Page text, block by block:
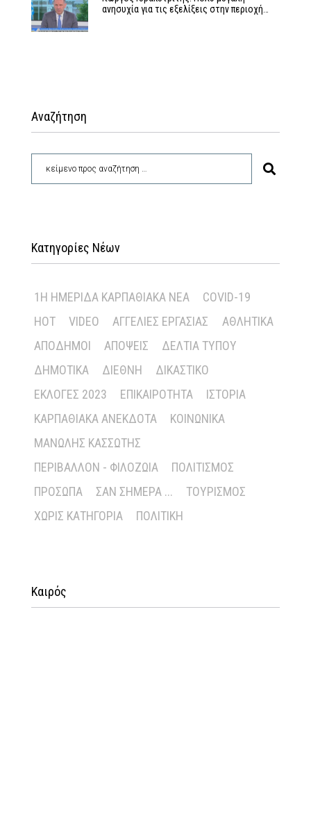
ανησυχία για τις εξελίξεις στην περιοχή…
Αναζήτηση
Κατηγορίες Νέων
1Η ΗΜΕΡΊΔΑ ΚΑΡΠΑΘΙΑΚΆ ΝΈΑ
COVID-19
HOT
VIDEO ΑΓΓΕΛΊΕΣ ΕΡΓΑΣΊΑΣ
ΑΘΛΗΤΙΚΆ
ΑΠΌΔΗΜΟΙ
ΑΠΌΨΕΙΣ
ΔΕΛΤΊΑ ΤΎΠΟΥ
ΔΗΜΟΤΙΚΆ
ΔΙΕΘΝΉ
ΔΙΚΑΣΤΙΚΌ
ΕΚΛΟΓΈΣ 2023
ΕΠΙΚΑΙΡΌΤΗΤΑ
ΙΣΤΟΡΊΑ
ΚΑΡΠΑΘΙΑΚΆ ΑΝΈΚΔΟΤΑ
ΚΟΙΝΩΝΙΚΆ
ΜΑΝΏΛΗΣ ΚΑΣΣΏΤΗΣ
ΠΕΡΙΒΆΛΛΟΝ - ΦΙΛΟΖΩΊΑ
ΠΟΛΙΤΙΣΜΌΣ
ΠΡΌΣΩΠΑ
ΣΑΝ ΣΉΜΕΡΑ ...
ΤΟΥΡΙΣΜΌΣ
ΧΩΡΊΣ ΚΑΤΗΓΟΡΊΑ
ΠΟΛΙΤΙΚΉ
Καιρός